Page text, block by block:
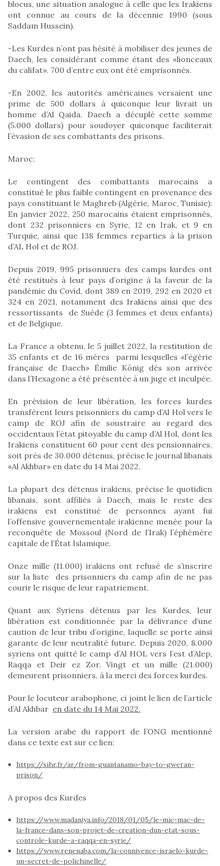
blocus, une situation analogue à celle que les Irakiens
ont connue au cours de la décennie 1990 (sous
Saddam Hussein).
-Les Kurdes n’ont pas hésité à mobiliser des jeunes de
Daech, les considérant comme étant des «lionceaux
du califat». 700 d’entre eux ont été emprisonnés.
-En 2002, les autorités américaines versaient une
prime de 500 dollars à quiconque leur livrait un
homme d’Al Qaida. Daech a décuplé cette somme
(5.000 dollars) pour soudoyer quiconque faciliterait
l’évasion de ses combattants des prisons.
Maroc:
Le contingent des combattants marocains a
constitué le plus faible contingent en provenance des
pays constituant le Maghreb (Algérie, Maroc, Tunisie):
En janvier 2022, 250 marocains étaient emprisonnés,
dont 232 prisonniers en Syrie, 12 en Irak, et 9 en
Turquie, ainsi que 138 femmes reparties à la prison
d’AL Hol et de ROJ.
Depuis 2019, 995 prisonniers des camps kurdes ont
été restitués à leur pays d’origine à la faveur de la
pandémie du Covid, dont 389 en 2019, 292 en 2020 et
324 en 2021, notamment des Irakiens ainsi que des
ressortissants de Suède (3 femmes et deux enfants)
et de Belgique.
La France a obtenu, le 5 juillet 2022, la restitution de
35 enfants et de 16 mères parmi lesquelles «l’égérie
française de Daech» Émilie König dès son arrivée
dans l’Hexagone a été présentée à un juge et inculpée.
En prévision de leur libération, les forces kurdes
transfèrent leurs prisonniers du camp d’Al Hol vers le
camp de ROJ afin de soustraire au regard des
occidentaux l’état pitoyable du camp d’Al Hol, dont les
Irakiens constituent 60 pour cent des pensionnaires,
soit près de 30.000 détenus, précise le journal libanais
«Al Akhbar» en date du 14 Mai 2022.
La plupart des détenus irakiens, précise le quotidien
libanais, sont affiliés à Daech, mais le reste des
irakiens est constitué de personnes ayant fui
l’offensive gouvernementale irakienne menée pour la
reconquête de Mossoul (Nord de l’Irak) l’éphémère
capitale de l’État Islamique.
Onze mille (11.000) irakiens ont refusé de s’inscrire
sur la liste des prisonniers du camp afin de ne pas
courir le risque de leur rapatriement.
Quant aux Syriens détenus par les Kurdes, leur
libération est conditionnée par la délivrance d’une
caution de leur tribu d’origine, laquelle se porte ainsi
garante de leur neutralité future. Depuis 2020, 8.000
syriens ont quitté le camp d’Al HOL vers l’est d’Alep,
Raqqa et Deir ez Zor. Vingt et un mille (21.000)
demeurent prisonniers, à la merci des forces kurdes.
Pour le locuteur arabophone, ci joint le lien de l’article
d’Al Akhbar en date du 14 Mai 2022.
La version arabe du rapport de l’ONG mentionné
dans ce texte est sur ce lien:
https://sihr.fr/ar/from-guantanamo-bay-to-gweran-
prison/
A propos des Kurdes
https://www.madaniya.info/2018/01/05/le-mic-mac-de-
la-france-dans-son-projet-de-creation-dun-etat-sous-
controle-kurde-a-raqqa-en-syrie/
https://www.renenaba.com/la-connivence-israelo-kurde-
un-secret-de-polichinelle/